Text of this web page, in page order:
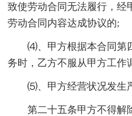
致使劳动合同无法履行，经
劳动合同内容达成协议的;
⑷、甲方根据本合同第
务时，乙方不服从甲方工作
⑸、甲方经营状况发生
第二十五条甲方不得解